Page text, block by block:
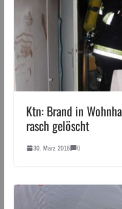
Ktn: Brand in
rasch gelöscht
30. März 2016 0